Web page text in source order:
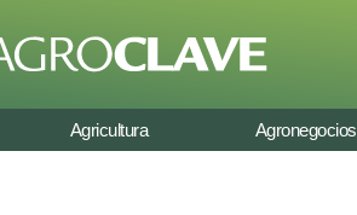
Agricultura Agronegocios